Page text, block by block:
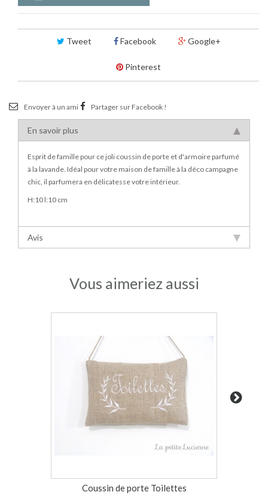
Tweet Facebook Google+
Pinterest
Envoyer à un ami Partager sur Facebook !
En savoir plus
Esprit de famille pour ce joli coussin de porte et d'armoire parfumé
à la lavande. Idéal pour votre maison de famille à la déco campagne
chic, il parfumera en délicatesse votre intérieur.
H:10 l:10 cm
Avis
Vous aimeriez aussi
Coussin de porte Toilettes